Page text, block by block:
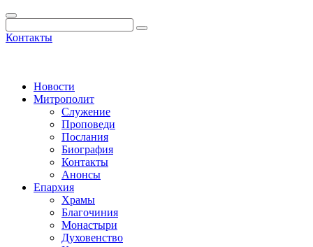
Контакты
Новости
Митрополит
Служение
Проповеди
Послания
Биография
Контакты
Анонсы
Епархия
Храмы
Благочиния
Монастыри
Духовенство